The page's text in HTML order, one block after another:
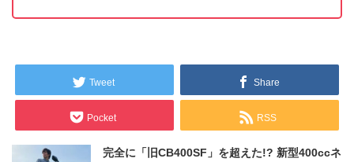
Tweet Share
Pocket RSS
完全に「旧CB400SF」を超えた!? 新型400ccネ